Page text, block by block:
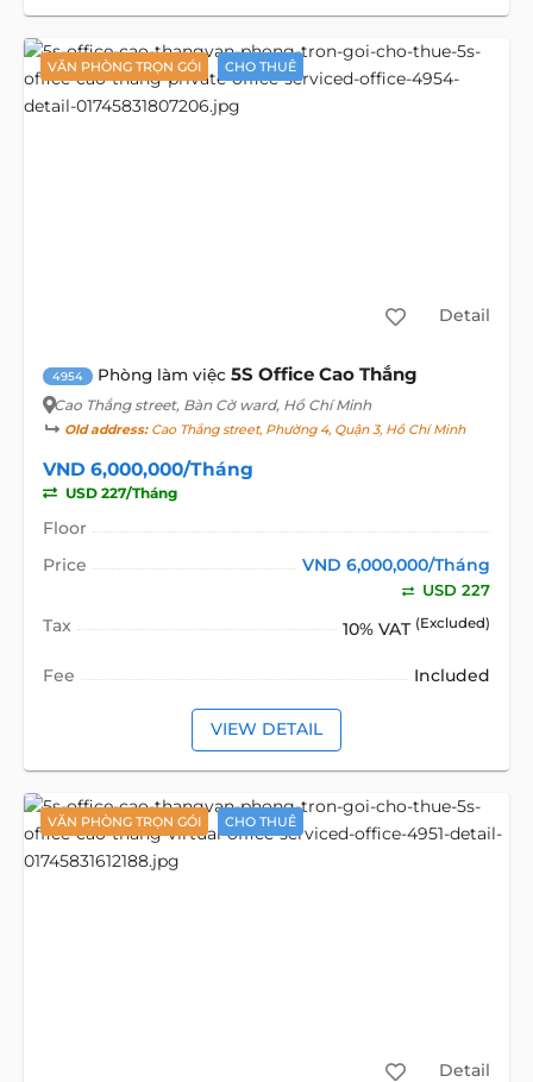
VĂN PHÒNG TRỌN GÓI CHO THUÊ
Detail
4954 Phòng làm việc 5S Office Cao Thắng
Cao Thắng street, Bàn Cờ ward, Hồ Chí Minh
Old address:Cao Thắng street, Phường 4, Quận 3, Hồ Chí Minh
VND 6,000,000/Tháng
USD 227/Tháng
Floor
Price
VND 6,000,000/Tháng
USD 227
Tax 10% VAT (Excluded)
Fee Included
VIEW DETAIL
VĂN PHÒNG TRỌN GÓI CHO THUÊ
Detail